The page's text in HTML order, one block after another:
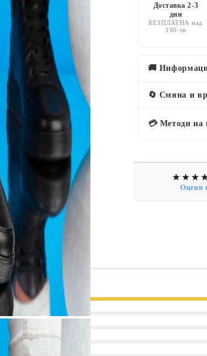
Доставка 2-3
дни
БЕЗПЛАТНА над
100 лв
🚚
🔄 Смяна и
💳 Методи на
Оцени